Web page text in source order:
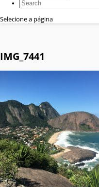
Selecione a página
IMG_7441